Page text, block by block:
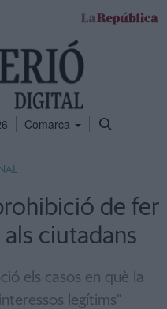
Comarca
de fer
ciutadans
els casos en què la
legítims"